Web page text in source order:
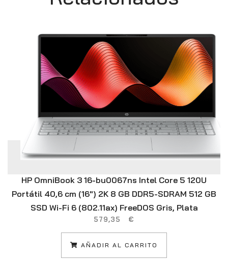
HP OmniBook 3 16-bu0067ns Intel Core 5 120U
Portátil 40,6 cm (16″) 2K 8 GB DDR5-SDRAM 512 GB
SSD Wi-Fi 6 (802.11ax) FreeDOS Gris, Plata
579,35 €
AÑADIR AL CARRITO